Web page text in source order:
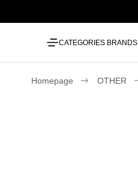
CATEGORIES BRANDS
Homepage OTHER